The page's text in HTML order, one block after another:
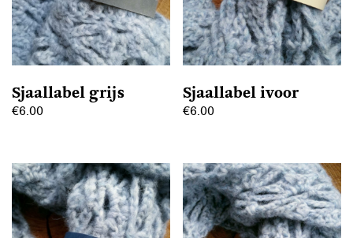
Sjaallabel grijs
€6.00
Sjaallabel ivoor
€6.00